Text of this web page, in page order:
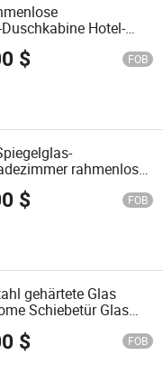
Hotel-
$ FOB
rahmenlose
$ FOB
gehärtete Glas
Schiebetür Glas
$ FOB